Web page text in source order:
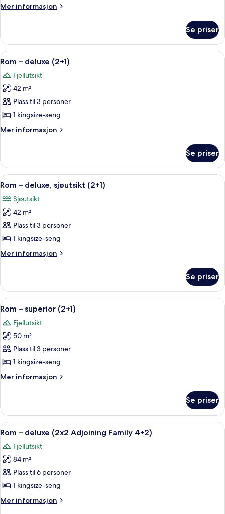
(2+2)
Mer informasjon
Mer
–
superior,
sjøutsikt
Se priser
Åpne
alle
bildene
av
Rom
–
deluxe
(2+1)
Sengetøy av topp kvalitet,
3
Rom – deluxe (2+1)
Fjellutsikt
42 m²
Plass til 3 personer
1 kingsize-seng
Mer informasjon
Mer
–
deluxe
(2+1)
Se priser
Åpne
alle
bildene
av
Rom
–
deluxe,
sjøutsikt
Sengetøy av topp kvalitet,
3
Rom – deluxe, sjøutsikt (2+1)
Sjøutsikt
42 m²
Plass til 3 personer
1 kingsize-seng
Mer informasjon
Mer
–
deluxe,
sjøutsikt
Se priser
Åpne
alle
bildene
av
Rom
–
superior
(2+1)
Sengetøy av topp kvalitet,
6
Rom – superior (2+1)
Fjellutsikt
50 m²
Plass til 3 personer
1 kingsize-seng
Mer informasjon
Mer
–
superior
(2+1)
Se priser
Åpne
alle
bildene
av
Rom
–
deluxe
(2x2
Sengetøy av topp kvalitet,
3
Rom – deluxe (2x2 Adjoining Family 4+2)
Fjellutsikt
84 m²
Plass til 6 personer
1 kingsize-seng
Mer informasjon
Mer